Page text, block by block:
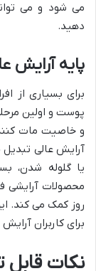
می شود و می
دهید.
پایه آرایش
برای بسیاری از
پوست و اولین
و خاصیت مات
آرایش عالی
یا گلوله شدن،
محصولات آرایشی
روز کمک می کند.
برای کاربران
نکات قابل